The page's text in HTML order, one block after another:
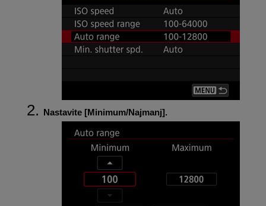
Nastavite [Minimum/Najmanj].